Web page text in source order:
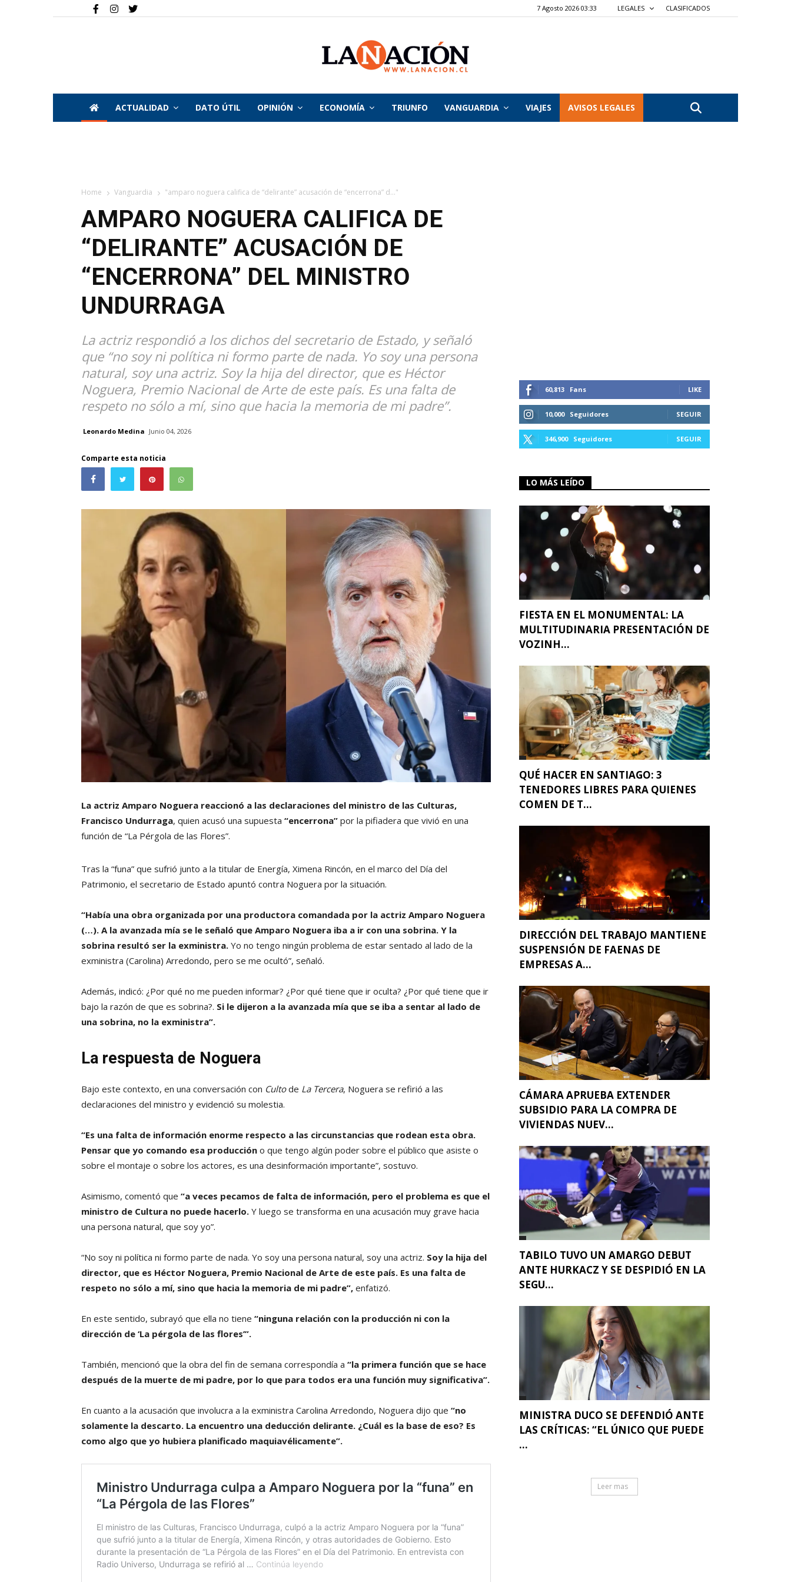
7 Agosto 2026 03:33 LEGALES CLASIFICADOS
La
ACTUALIDAD DATO ÚTIL OPINIÓN ECONOMÍA TRIUNFO VANGUARDIA VIAJES AVISOS LEGALES
Home Vanguardia "amparo noguera califica de “delirante” acusación de “encerrona” d..."
AMPARO NOGUERA CALIFICA DE
“DELIRANTE” ACUSACIÓN DE
“ENCERRONA” DEL MINISTRO
UNDURRAGA
La actriz respondió a los dichos del secretario de Estado, y señaló
que “no soy ni política ni formo parte de nada. Yo soy una persona
natural, soy una actriz. Soy la hija del director, que es Héctor
Noguera, Premio Nacional de Arte de este país. Es una falta de
respeto no sólo a mí, sino que hacia la memoria de mi padre”.
Leonardo Medina Junio 04, 2026
Comparte esta noticia
La actriz Amparo Noguera reaccionó a las declaraciones del ministro de las Culturas,
Francisco Undurraga, quien acusó una supuesta “encerrona” por la pifiadera que vivió en una
función de “La Pérgola de las Flores”.
Tras la “funa” que sufrió junto a la titular de Energía, Ximena Rincón, en el marco del Día del
Patrimonio, el secretario de Estado apuntó contra Noguera por la situación.
“Había una obra organizada por una productora comandada por la actriz Amparo Noguera
(…). A la avanzada mía se le señaló que Amparo Noguera iba a ir con una sobrina. Y la
sobrina resultó ser la exministra. Yo no tengo ningún problema de estar sentado al lado de la
exministra (Carolina) Arredondo, pero se me ocultó”, señaló.
Además, indicó: ¿Por qué no me pueden informar? ¿Por qué tiene que ir oculta? ¿Por qué tiene que ir
bajo la razón de que es sobrina?. Si le dijeron a la avanzada mía que se iba a sentar al lado de
una sobrina, no la exministra”.
La respuesta de Noguera
Bajo este contexto, en una conversación con Cultode La Tercera, Noguera se refirió a las
declaraciones del ministro y evidenció su molestia.
“Es una falta de información enorme respecto a las circunstancias que rodean esta obra.
Pensar que yo comando esa producción o que tengo algún poder sobre el público que asiste o
sobre el montaje o sobre los actores, es una desinformación importante”, sostuvo.
Asimismo, comentó que “a veces pecamos de falta de información, pero el problema es que el
ministro de Cultura no puede hacerlo. Y luego se transforma en una acusación muy grave hacia
una persona natural, que soy yo”.
“No soy ni política ni formo parte de nada. Yo soy una persona natural, soy una actriz. Soy la hija del
director, que es Héctor Noguera, Premio Nacional de Arte de este país. Es una falta de
respeto no sólo a mí, sino que hacia la memoria de mi padre”, enfatizó.
En este sentido, subrayó que ella no tiene “ninguna relación con la producción ni con la
dirección de ‘La pérgola de las flores’”.
También, mencionó que la obra del fin de semana correspondía a “la primera función que se hace
después de la muerte de mi padre, por lo que para todos era una función muy significativa”.
En cuanto a la acusación que involucra a la exministra Carolina Arredondo, Noguera dijo que “no
solamente la descarto. La encuentro una deducción delirante. ¿Cuál es la base de eso? Es
como algo que yo hubiera planificado maquiavélicamente”.
60,813 Fans LIKE
10,000 Seguidores SEGUIR
346,900 Seguidores SEGUIR
LO MÁS LEÍDO
FIESTA EN EL MONUMENTAL: LA
MULTITUDINARIA PRESENTACIÓN DE
VOZINH...
QUÉ HACER EN SANTIAGO: 3
TENEDORES LIBRES PARA QUIENES
COMEN DE T...
DIRECCIÓN DEL TRABAJO MANTIENE
SUSPENSIÓN DE FAENAS DE
EMPRESAS A...
CÁMARA APRUEBA EXTENDER
SUBSIDIO PARA LA COMPRA DE
VIVIENDAS NUEV...
TABILO TUVO UN AMARGO DEBUT
ANTE HURKACZ Y SE DESPIDIÓ EN LA
SEGU...
MINISTRA DUCO SE DEFENDIÓ ANTE
LAS CRÍTICAS: “EL ÚNICO QUE PUEDE
...
Leer mas